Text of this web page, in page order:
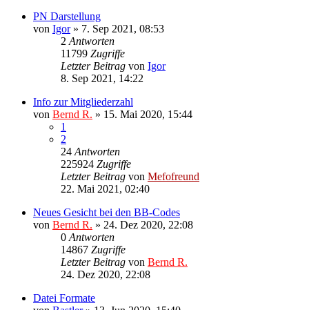
PN Darstellung
von Igor» 7. Sep 2021, 08:53
2 Antworten
11799 Zugriffe
Letzter Beitrag von Igor
8. Sep 2021, 14:22
Info zur Mitgliederzahl
von Bernd R. » 15. Mai 2020, 15:44
1
2
24 Antworten
225924 Zugriffe
Letzter Beitrag von Mefofreund
22. Mai 2021, 02:40
Neues Gesicht bei den BB-Codes
von Bernd R. » 24. Dez 2020, 22:08
0 Antworten
14867 Zugriffe
Letzter Beitrag von Bernd R.
24. Dez 2020, 22:08
Datei Formate